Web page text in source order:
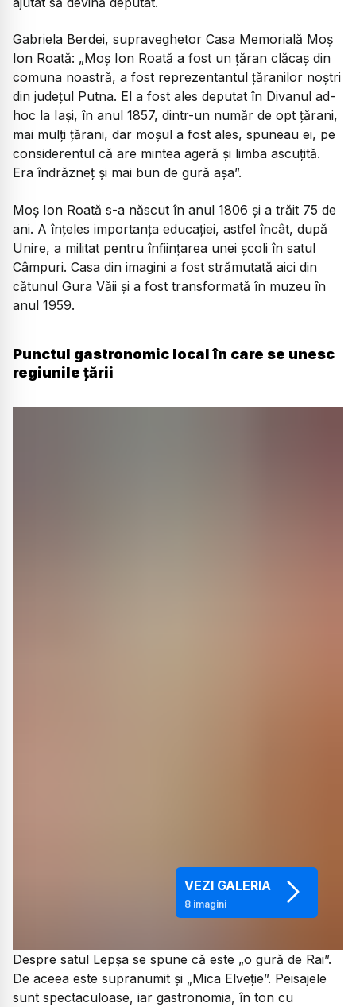
Gabriela Berdei, supraveghetor Casa Memorială Moș
Ion Roată: „Moș Ion Roată a fost un țăran clăcaș din
comuna noastră, a fost reprezentantul țăranilor noștri
din județul Putna. El a fost ales deputat în Divanul ad-
hoc la Iași, în anul 1857, dintr-un număr de opt țărani,
mai mulți țărani, dar moșul a fost ales, spuneau ei, pe
considerentul că are mintea ageră și limba ascuțită.
Era îndrăzneț și mai bun de gură așa”.
Moș Ion Roată s-a născut în anul 1806 și a trăit 75 de
ani. A înțeles importanța educației, astfel încât, după
Unire, a militat pentru înființarea unei școli în satul
Câmpuri. Casa din imagini a fost strămutată aici din
cătunul Gura Văii și a fost transformată în muzeu în
anul 1959.
Punctul gastronomic local în care se unesc
regiunile țării
VEZI GALERIA
8imagini
Despre satul Lepșa se spune că este „o gură de Rai”.
De aceea este supranumit și „Mica Elveție”. Peisajele
sunt spectaculoase, iar gastronomia, în ton cu